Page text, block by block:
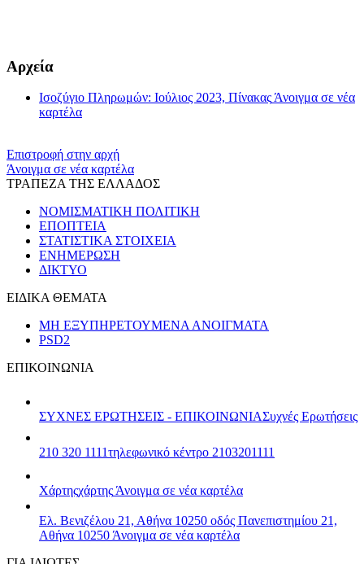
Αρχεία
Ισοζύγιο Πληρωμών: Ιούλιος 2023, Πίνακας Άνοιγμα σε νέα
καρτέλα
Επιστροφή στην αρχή
Άνοιγμα σε νέα καρτέλα
ΤΡΑΠΕΖΑ ΤΗΣ ΕΛΛΑΔΟΣ
ΝΟΜΙΣΜΑΤΙΚΗ ΠΟΛΙΤΙΚΗ
ΕΠΟΠΤΕΙΑ
ΣΤΑΤΙΣΤΙΚΑ ΣΤΟΙΧΕΙΑ
ΕΝΗΜΕΡΩΣΗ
ΔΙΚΤΥΟ
ΕΙΔΙΚΑ ΘΕΜΑΤΑ
ΜΗ ΕΞΥΠΗΡΕΤΟΥΜΕΝΑ ΑΝΟΙΓΜΑΤΑ
PSD2
ΕΠΙΚΟΙΝΩΝΙΑ
ΣΥΧΝΕΣ ΕΡΩΤΗΣΕΙΣ - ΕΠΙΚΟΙΝΩΝΙΑΣυχνές Ερωτήσεις
210 320 1111τηλεφωνικό κέντρο 2103201111
Χάρτηςχάρτης Άνοιγμα σε νέα καρτέλα
Ελ. Βενιζέλου 21, Αθήνα 10250 οδός Πανεπιστημίου 21,
Αθήνα 10250 Άνοιγμα σε νέα καρτέλα